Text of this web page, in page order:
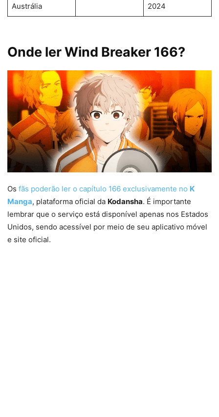
Austrália
2024
Onde ler Wind Breaker 166?
Os fãs poderão ler o capítulo 166 exclusivamente no K
Manga, plataforma oficial da Kodansha. É importante
lembrar que o serviço está disponível apenas nos Estados
Unidos, sendo acessível por meio de seu aplicativo móvel
e site oficial.